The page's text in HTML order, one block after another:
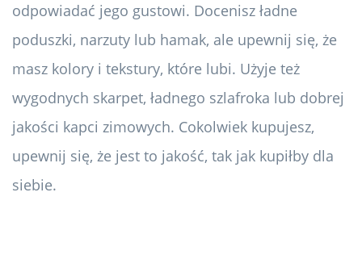
odpowiadać jego gustowi. Docenisz ładne
poduszki, narzuty lub hamak, ale upewnij się, że
masz kolory i tekstury, które lubi. Użyje też
wygodnych skarpet, ładnego szlafroka lub dobrej
jakości kapci zimowych. Cokolwiek kupujesz,
upewnij się, że jest to jakość, tak jak kupiłby dla
siebie.